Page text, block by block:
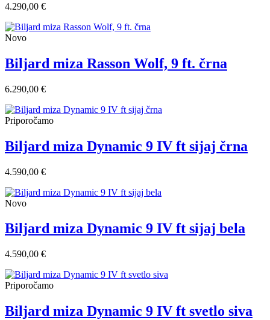
4.290,00 €
Novo
Biljard miza Rasson Wolf, 9 ft. črna
6.290,00 €
Priporočamo
Biljard miza Dynamic 9 IV ft sijaj črna
4.590,00 €
Novo
Biljard miza Dynamic 9 IV ft sijaj bela
4.590,00 €
Priporočamo
Biljard miza Dynamic 9 IV ft svetlo siva